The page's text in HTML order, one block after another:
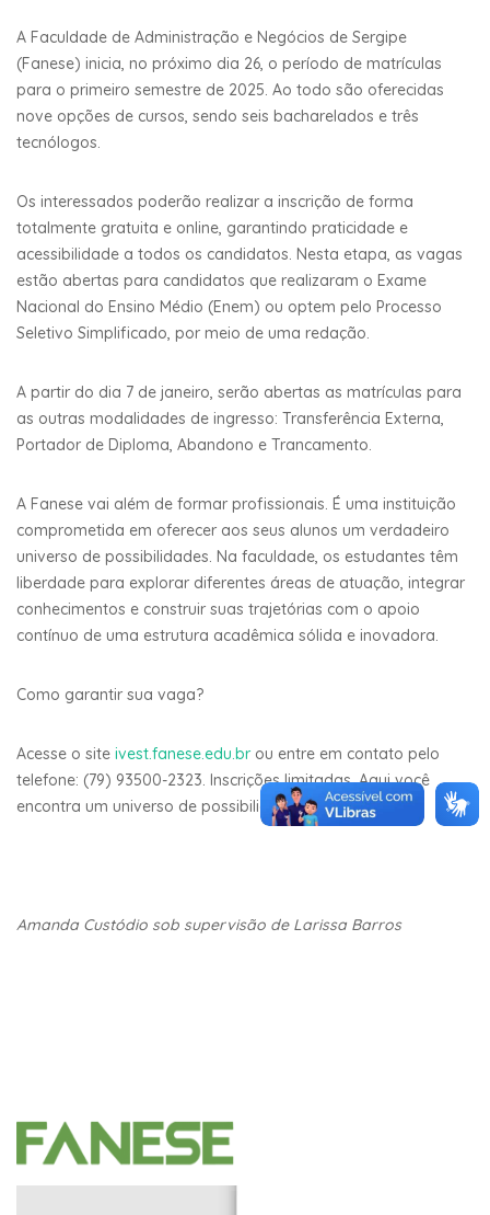
A Faculdade de Administração e Negócios de Sergipe
(Fanese) inicia, no próximo dia 26, o período de matrículas
para o primeiro semestre de 2025. Ao todo são oferecidas
nove opções de cursos, sendo seis bacharelados e três
tecnólogos.
Os interessados poderão realizar a inscrição de forma
totalmente gratuita e online, garantindo praticidade e
acessibilidade a todos os candidatos. Nesta etapa, as vagas
estão abertas para candidatos que realizaram o Exame
Nacional do Ensino Médio (Enem) ou optem pelo Processo
Seletivo Simplificado, por meio de uma redação.
A partir do dia 7 de janeiro, serão abertas as matrículas para
as outras modalidades de ingresso: Transferência Externa,
Portador de Diploma, Abandono e Trancamento.
A Fanese vai além de formar profissionais. É uma instituição
comprometida em oferecer aos seus alunos um verdadeiro
universo de possibilidades. Na faculdade, os estudantes têm
liberdade para explorar diferentes áreas de atuação, integrar
conhecimentos e construir suas trajetórias com o apoio
contínuo de uma estrutura acadêmica sólida e inovadora.
Como garantir sua vaga?
Acesse o site ivest.fanese.edu.br ou entre em contato pelo
telefone: (79) 93500-2323. Inscrições limitadas. Aqui você
encontra um universo de possibilidades para seu futuro.
Amanda Custódio sob supervisão de Larissa Barros